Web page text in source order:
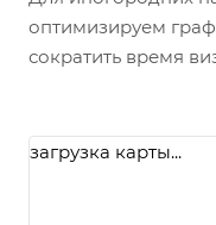
оптимизируем
сократить время
загрузка карты...